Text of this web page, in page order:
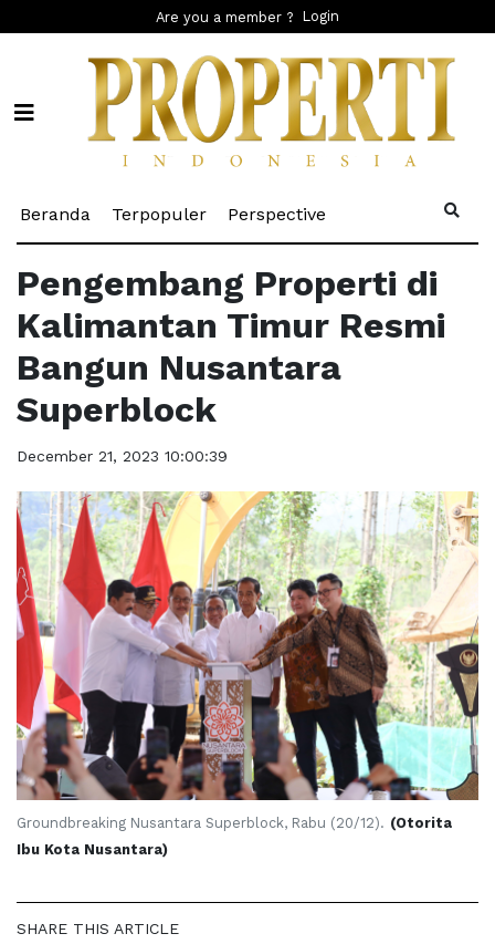
Are you a member ? Login
Beranda (current)
Terpopuler(current)
Perspective
Pengembang Properti di
Kalimantan Timur Resmi
Bangun Nusantara
Superblock
December 21, 2023 10:00:39
Groundbreaking Nusantara Superblock, Rabu (20/12). (Otorita
Ibu Kota Nusantara)
SHARE THIS ARTICLE